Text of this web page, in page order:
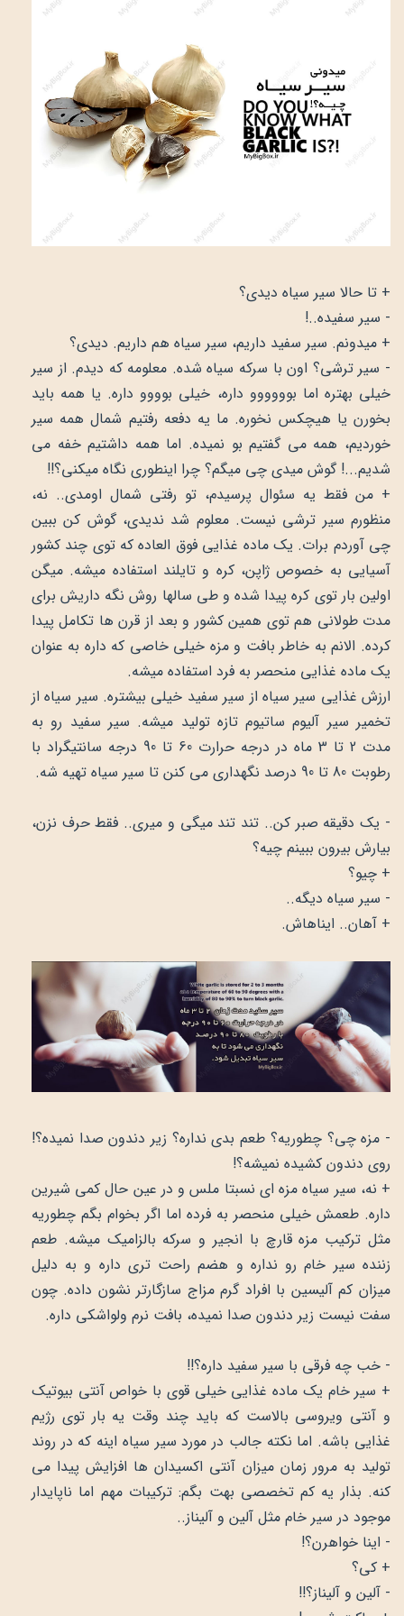
+ تا حالا سیر سیاه دیدی؟
- سیر سفیده..!
+ میدونم. سیر سفید داریم، سیر سیاه هم داریم. دیدی؟
- سیر ترشی؟ اون با سرکه سیاه شده. معلومه که دیدم. از سیر
خیلی بهتره اما بوووووو داره، خیلی بوووو داره. یا همه باید
بخورن یا هیچکس نخوره. ما یه دفعه رفتیم شمال همه سیر
خوردیم، همه می گفتیم بو نمیده. اما همه داشتیم خفه می
شدیم...! گوش میدی چی میگم؟ چرا اینطوری نگاه میکنی؟!!
+ من فقط یه سئوال پرسیدم، تو رفتی شمال اومدی.. نه،
منظورم سیر ترشی نیست. معلوم شد ندیدی، گوش کن ببین
چی آوردم برات. یک ماده غذایی فوق العاده که توی چند کشور
آسیایی به خصوص ژاپن، کره و تایلند استفاده میشه. میگن
اولین بار توی کره پیدا شده و طی سالها روش نگه داریش برای
مدت طولانی هم توی همین کشور و بعد از قرن ها تکامل پیدا
کرده. الانم به خاطر بافت و مزه خیلی خاصی که داره به عنوان
یک ماده غذایی منحصر به فرد استفاده میشه.
ارزش غذایی سیر سیاه از سیر سفید خیلی بیشتره. سیر سیاه از
تخمیر سیر آلیوم ساتیوم تازه تولید میشه. سیر سفید رو به
مدت 2 تا 3 ماه در درجه حرارت 60 تا 90 درجه سانتیگراد با
رطوبت 80 تا 90 درصد نگهداری می کنن تا سیر سیاه تهیه شه.
- یک دقیقه صبر کن.. تند تند میگی و میری.. فقط حرف نزن،
بیارش بیرون ببینم چیه؟
+ چیو؟
- سیر سیاه دیگه..
+ آهان.. ایناهاش.
- مزه چی؟ چطوریه؟ طعم بدی نداره؟ زیر دندون صدا نمیده؟!
روی دندون کشیده نمیشه؟!
+ نه، سیر سیاه مزه ای نسبتا ملس و در عین حال کمی شیرین
داره. طعمش خیلی منحصر به فرده اما اگر بخوام بگم چطوریه
مثل ترکیب مزه قارچ با انجیر و سرکه بالزامیک میشه. طعم
زننده سیر خام رو نداره و هضم راحت تری داره و به دلیل
میزان کم آلیسین با افراد گرم مزاج سازگارتر نشون داده. چون
سفت نیست زیر دندون صدا نمیده، بافت نرم ولواشکی داره.
- خب چه فرقی با سیر سفید داره؟!!
+ سیر خام یک ماده غذایی خیلی قوی با خواص آنتی بیوتیک
و آنتی ویروسی بالاست که باید چند وقت یه بار توی رژیم
غذایی باشه. اما نکته جالب در مورد سیر سیاه اینه که در روند
تولید به مرور زمان میزان آنتی اکسیدان ها افزایش پیدا می
کنه. بذار یه کم تخصصی بهت بگم: ترکیبات مهم اما ناپایدار
موجود در سیر خام مثل آلین و آلیناز..
- اینا خواهرن؟!
+ کی؟
- آلین و آلیناز؟!!